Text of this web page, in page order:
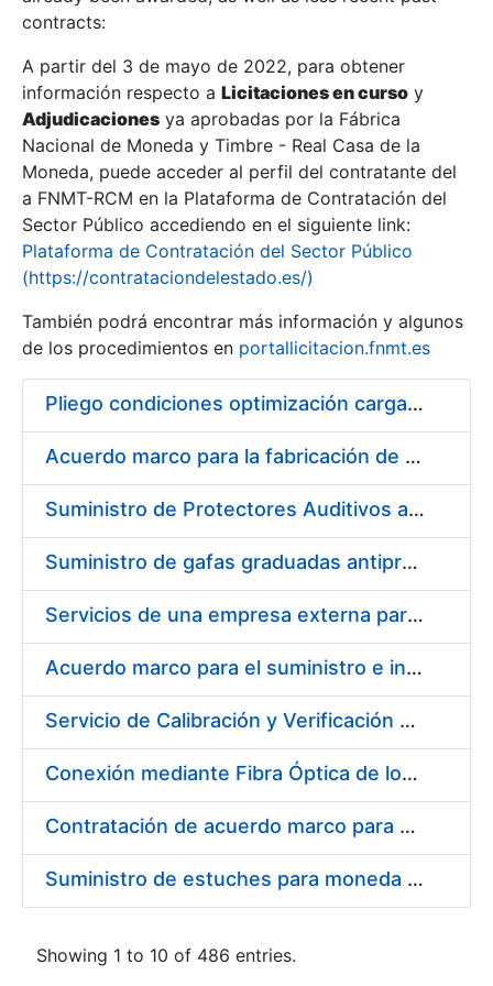
Show/Hide
Show/Hide
Show/Hide
contracts:
A partir del 3 de mayo de 2022, para obtener
información respecto a Licitaciones en curso y
Adjudicaciones ya aprobadas por la Fábrica
Nacional de Moneda y Timbre - Real Casa de la
Moneda, puede acceder al perfil del contratante del
a FNMT-RCM en la Plataforma de Contratación del
Sector Público accediendo en el siguiente link:
Plataforma de Contratación del Sector Público
(https://contrataciondelestado.es/)
También podrá encontrar más información y algunos
de los procedimientos en portallicitacion.fnmt.es
Pliego condiciones optimización cargas compras firmado
Acuerdo marco para la fabricación de piezas
Suministro de Protectores Auditivos a medida para las personas trabajadoras de los Centros de Trabajo de Madrid y Burgos
Suministro de gafas graduadas antiproyecciones para los trabajadores de la FNMT-RCM en los centros de trabajo de Madrid y Burgos
Servicios de una empresa externa para el asesoramiento y resolución de los recursos de alzada que se presentan relacionados con procesos de selección para la FNMT-RCM
Acuerdo marco para el suministro e instalación de persianas, estores y otros complementos
Servicio de Calibración y Verificación Externa de los Equipos de Medición del Servicio de Prevención de la FNMT-RCM
Conexión mediante Fibra Óptica de los Centros de Proceso de Datos (CPDs) de las sedes de la FNMT-RCM de Burgos y Madrid
Contratación de acuerdo marco para el Suministro de Material de Electricidad para la Fábrica Nacional de Moneda y Timbre-Real Casa de la Moneda en su centro de trabajo de Burgos
Suministro de estuches para moneda de 30 €
Showing 1 to 10 of 486 entries.